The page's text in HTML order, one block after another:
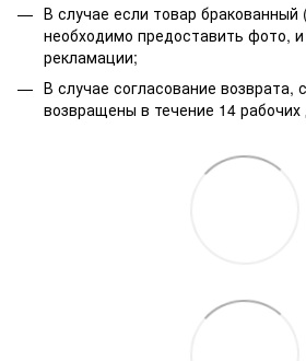
В случае если товар
необходимо предоставить фото,
рекламации;
В случае согласование возврата,
возвращены в течение 14 рабочих